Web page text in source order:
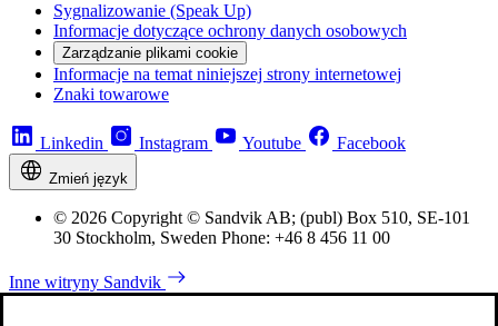
Sygnalizowanie (Speak Up)
Informacje dotyczące ochrony danych osobowych
Zarządzanie plikami cookie
Informacje na temat niniejszej strony internetowej
Znaki towarowe
Linkedin Instagram Youtube Facebook
Zmień język
© 2026 Copyright © Sandvik AB; (publ) Box 510, SE-101
30 Stockholm, Sweden Phone: +46 8 456 11 00
Inne witryny Sandvik